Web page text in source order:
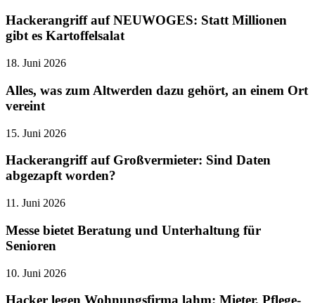
Hackerangriff auf NEUWOGES: Statt Millionen
gibt es Kartoffelsalat
18. Juni 2026
Alles, was zum Altwerden dazu gehört, an einem Ort
vereint
15. Juni 2026
Hackerangriff auf Großvermieter: Sind Daten
abgezapft worden?
11. Juni 2026
Messe bietet Beratung und Unterhaltung für
Senioren
10. Juni 2026
Hacker legen Wohnungsfirma lahm: Mieter, Pflege-